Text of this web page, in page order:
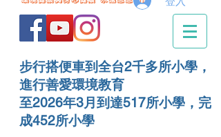
步行搭便車到全台2千多所小學，
進行善愛環境教育
至2026年3月到達517所小學，完
成452所小學